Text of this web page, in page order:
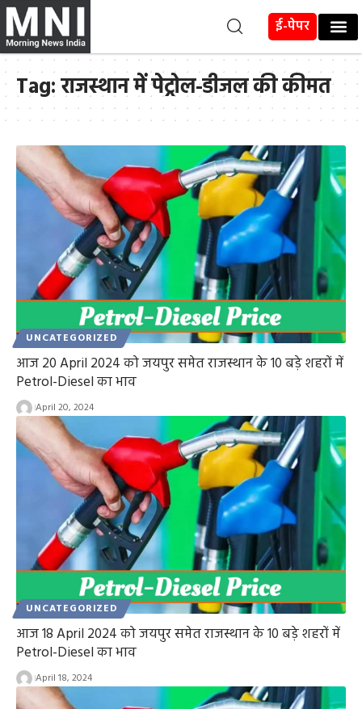
ई-पेपर
Tag:राजस्थान में पेट्रोल-डीजल की कीमत
UNCATEGORIZED
आज 20 April 2024 को जयपुर समेत राजस्थान के 10 बड़े शहरों में
Petrol-Diesel का भाव
April 20, 2024
UNCATEGORIZED
आज 18 April 2024 को जयपुर समेत राजस्थान के 10 बड़े शहरों में
Petrol-Diesel का भाव
April 18, 2024